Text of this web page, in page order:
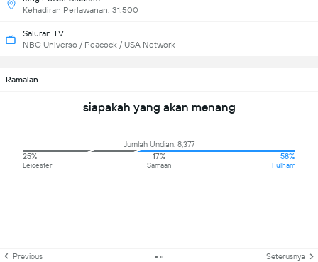
Kehadiran Perlawanan: 31,500
Saluran TV
NBC Universo / Peacock / USA Network
Ramalan
siapakah yang akan menang
Jumlah Undian: 8,377
25%
Leicester
17%
Samaan
58%
Fulham
Previous Seterusnya